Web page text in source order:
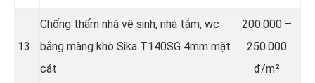
13
Chống thấm nhà vệ sinh, nhà tắm, wc
bằng màng khò Sika T140SG 4mm mặt
cát
200.000 –
250.000
đ/m²